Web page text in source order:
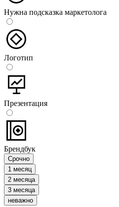
Нужна подсказка маркетолога
Логотип
Презентация
Брендбук
Срочно
1 месяц
2 месяца
3 месяца
неважно